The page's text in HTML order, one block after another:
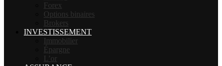
Forex
Options binaires
Brokers
INVESTISSEMENT
Immobilier
Épargne
L’or